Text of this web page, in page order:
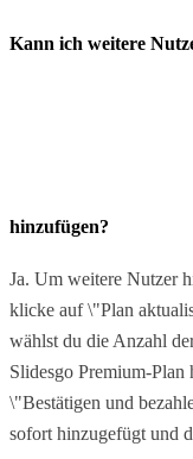
Kann ich weitere
hinzufügen?
Ja. Um weitere Nutzer
klicke auf \"Plan
wählst du die Anzahl
Slidesgo Premium-
\"Bestätigen und
sofort hinzugefügt und